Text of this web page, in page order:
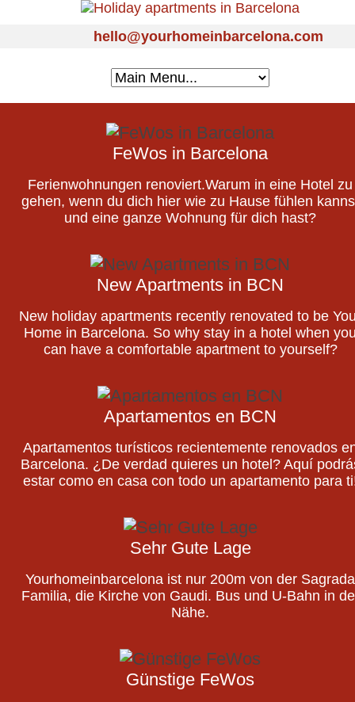
hello@yourhomeinbarcelona.com
FeWos in Barcelona
Ferienwohnungen renoviert.Warum in eine Hotel zu
gehen, wenn du dich hier wie zu Hause fühlen
und eine ganze Wohnung für dich hast?
New Apartments in BCN
New holiday apartments recently renovated to be
Home in Barcelona. So why stay in a hotel when
can have a comfortable apartment to yourself?
Apartamentos en BCN
Apartamentos turísticos recientemente renovados
Barcelona. ¿De verdad quieres un hotel? Aquí
estar como en casa con todo un apartamento para
Sehr Gute Lage
Yourhomeinbarcelona ist nur 200m von der Sagrada
Familia, die Kirche von Gaudi. Bus und U-Bahn in
Nähe.
Günstige FeWos